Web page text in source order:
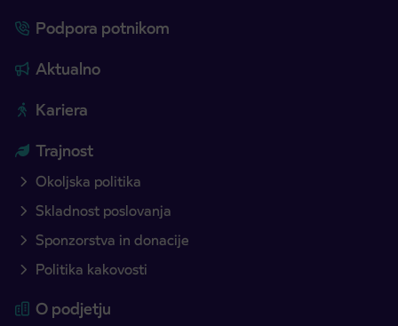
Podpora potnikom
Aktualno
Kariera
Trajnost
Okoljska politika
Skladnost poslovanja
Sponzorstva in donacije
Politika kakovosti
O podjetju